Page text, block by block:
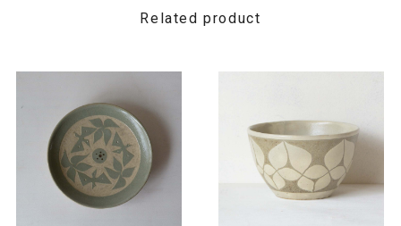
Related product